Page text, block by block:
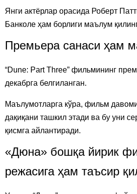
Янги актёрлар орасида Роберт
Банколе ҳам борлиги маълум
Премьера санаси ҳам
“Dune: Part Three” фильмининг
декабрга белгиланган.
Маълумотларга кўра, фильм
дақиқани ташкил этади ва бу уни
қисмга айлантиради.
«Дюна» бошқа йирик
режасига ҳам таъсир